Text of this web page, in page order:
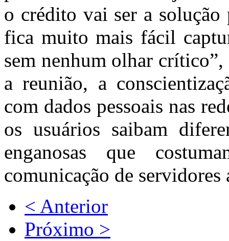
o crédito vai ser a solução
fica muito mais fácil
sem nenhum olhar
a reunião, a
com dados pessoais nas
os usuários saibam
enganosas que
comunicação de servidores
< Anterior
Próximo >